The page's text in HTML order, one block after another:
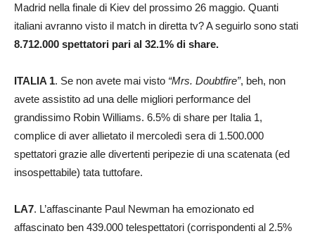
Madrid nella finale di Kiev del prossimo 26 maggio. Quanti
italiani avranno visto il match in diretta tv? A seguirlo sono stati
8.712.000 spettatori pari al 32.1% di share.
ITALIA 1. Se non avete mai visto “Mrs. Doubtfire”, beh, non
avete assistito ad una delle migliori performance del
grandissimo Robin Williams. 6.5% di share per Italia 1,
complice di aver allietato il mercoledì sera di 1.500.000
spettatori grazie alle divertenti peripezie di una scatenata (ed
insospettabile) tata tuttofare.
LA7. L’affascinante Paul Newman ha emozionato ed
affascinato ben 439.000 telespettatori (corrispondenti al 2.5%